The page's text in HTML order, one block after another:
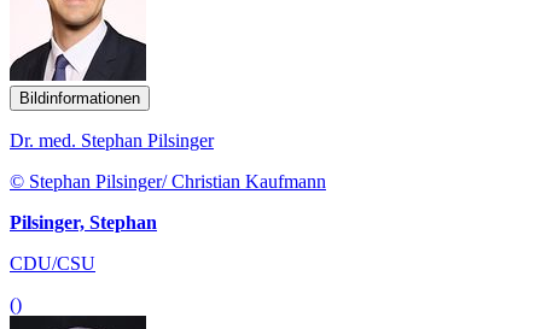
Bildinformationen
Dr. med. Stephan Pilsinger
© Stephan Pilsinger/ Christian Kaufmann
Pilsinger, Stephan
CDU/CSU
()